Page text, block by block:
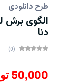
طرح دانلودی
الگوی برش
دنا
(0)
50,000 تومان